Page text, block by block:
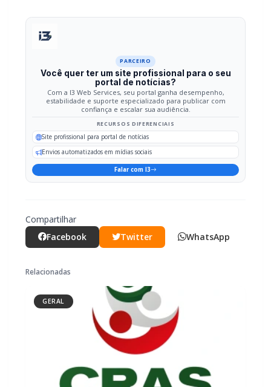
Com a I3 Web Services, seu portal ganha desempenho,
confiança e escalar sua audiência.
RECURSOS DIFERENCIAIS
Site profissional para portal de notícias
Envios automatizados em mídias sociais
Falar com I3
Compartilhar
Relacionadas
CRAS Centro e Alvorada suspendem